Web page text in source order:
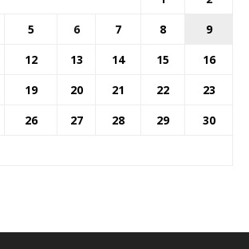
5 6 7 8
9
12 13 14 15
16
19 20 21 22
23
26 27 28 29
30